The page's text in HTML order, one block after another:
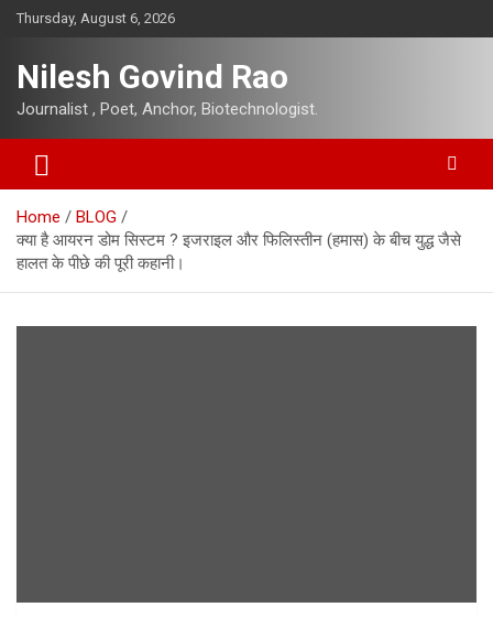
SkipThursday, August 6, 2026
Nilesh Govind Rao
Journalist , Poet, Anchor, Biotechnologist.
Home
BLOG
क्या है आयरन डोम सिस्टम ? इजराइल और फिलिस्तीन (हमास) के बीच युद्ध जैसे
हालत के पीछे की पूरी कहानी।